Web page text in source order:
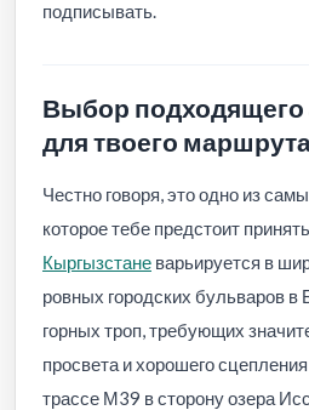
подписывать.
Выбор
для твоего
Честно говоря, это одно из
которое тебе предстоит
Кыргызстане варьируется в
ровных городских бульваров в
горных троп, требующих
просвета и хорошего
трассе М39 в сторону озера